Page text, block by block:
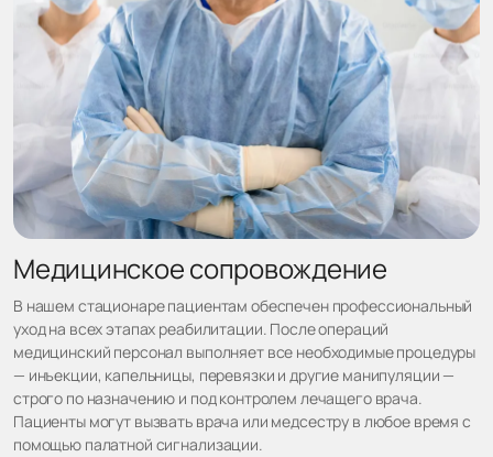
Медицинское сопровождение
В нашем стационаре пациентам обеспечен профессиональный
уход на всех этапах реабилитации. После операций
медицинский персонал выполняет все необходимые процедуры
— инъекции, капельницы, перевязки и другие манипуляции —
строго по назначению и под контролем лечащего врача.
Пациенты могут вызвать врача или медсестру в любое время с
помощью палатной сигнализации.